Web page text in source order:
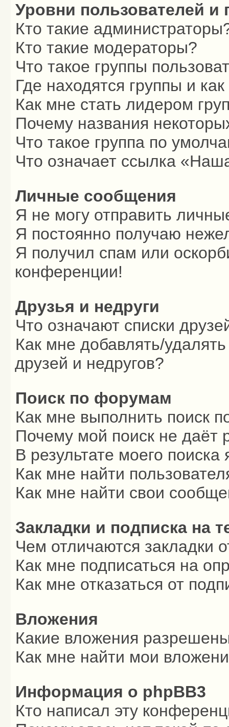
Уровни пользователей и
Кто такие
Кто такие модераторы?
Что такое группы
Где находятся группы и
Как мне стать лидером
Почему названия
Что такое группа по
Что означает ссылка
Личные сообщения
Я не могу отправить
Я постоянно получаю
Я получил спам или
конференции!
Друзья и недруги
Что означают списки
Как мне добавлять/
друзей и недругов?
Поиск по форумам
Как мне выполнить поиск
Почему мой поиск не даёт
В результате моего
Как мне найти
Как мне найти свои
Закладки и подписка на
Чем отличаются закладки
Как мне подписаться на
Как мне отказаться от
Вложения
Какие вложения
Как мне найти мои
Информация о phpBB3
Кто написал эту